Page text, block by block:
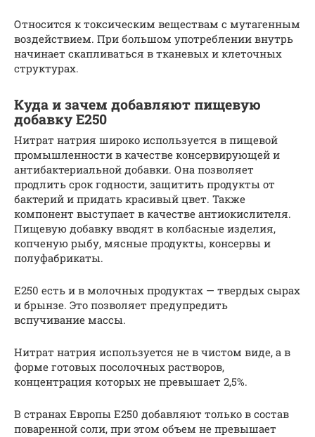
Относится к токсическим веществам с мутагенным
воздействием. При большом употреблении внутрь
начинает скапливаться в тканевых и клеточных
структурах.
Куда и зачем добавляют пищевую
добавку Е250
Нитрат натрия широко используется в пищевой
промышленности в качестве консервирующей и
антибактериальной добавки. Она позволяет
продлить срок годности, защитить продукты от
бактерий и придать красивый цвет. Также
компонент выступает в качестве антиокислителя.
Пищевую добавку вводят в колбасные изделия,
копченую рыбу, мясные продукты, консервы и
полуфабрикаты.
Е250 есть и в молочных продуктах — твердых сырах
и брынзе. Это позволяет предупредить
вспучивание массы.
Нитрат натрия используется не в чистом виде, а в
форме готовых посолочных растворов,
концентрация которых не превышает 2,5%.
В странах Европы Е250 добавляют только в состав
поваренной соли, при этом объем не превышает